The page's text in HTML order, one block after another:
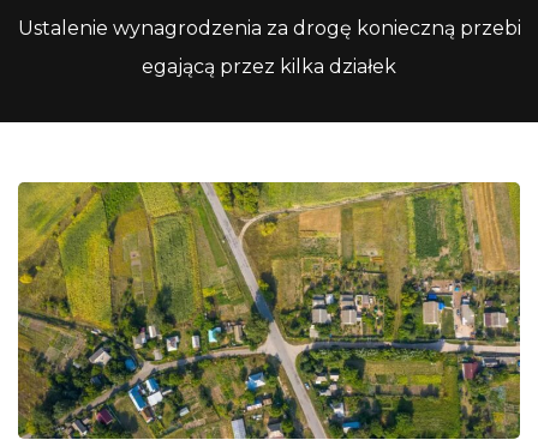
Ustalenie wynagrodzenia za drogę konieczną przebi
egającą przez kilka działek